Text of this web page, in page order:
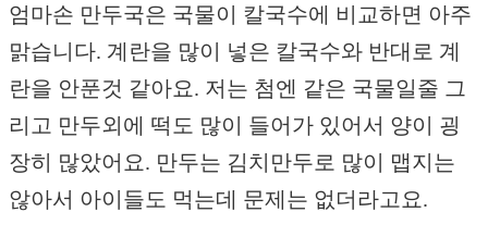
엄마손 만두국은 국물이 칼국수에 비교하면 아주
맑습니다. 계란을 많이 넣은 칼국수와 반대로 계
란을 안푼것 같아요. 저는 첨엔 같은 국물일줄 그
리고 만두외에 떡도 많이 들어가 있어서 양이 굉
장히 많았어요. 만두는 김치만두로 많이 맵지는
않아서 아이들도 먹는데 문제는 없더라고요.